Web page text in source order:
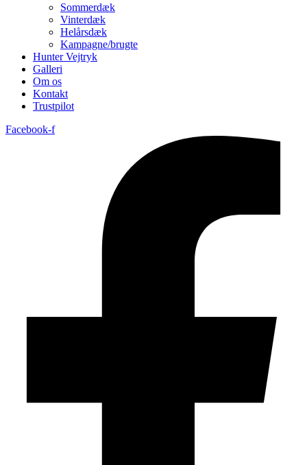
Sommerdæk
Vinterdæk
Helårsdæk
Kampagne/brugte
Hunter Vejtryk
Galleri
Om os
Kontakt
Trustpilot
Facebook-f